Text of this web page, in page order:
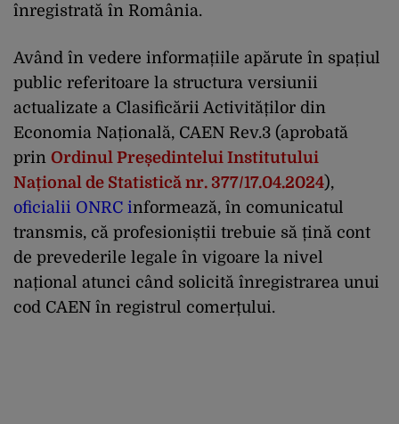
înregistrată în România.
Având în vedere informațiile apărute în spațiul
public referitoare la structura versiunii
actualizate a Clasificării Activităților din
Economia Națională, CAEN Rev.3 (aprobată
prin Ordinul Președintelui Institutului
Național de Statistică nr. 377/17.04.2024),
oficialii ONRC informează, în comunicatul
transmis, că profesioniștii trebuie să țină cont
de prevederile legale în vigoare la nivel
național atunci când solicită înregistrarea unui
cod CAEN în registrul comerțului.